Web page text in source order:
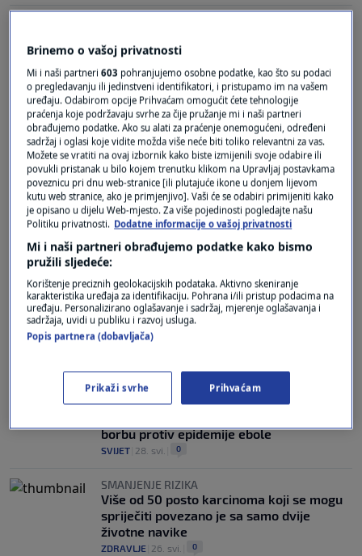
Oglas
WHO OBJAVIO
U Kongu i Ugandi 75 zdravstvenih radnika
zaraženo ebolom, 17 ih je umrlo
IZBIJANJE EPIDEMIJE
Sve više zemalja uvodi zabrane i stroge
kontrole zbog ebole: Evo gdje ne biste
SVIJET|28. svi.|
OBJAVIO STATE DEPARTMENT
borbu protiv epidemije ebole
SVIJET 28. svi. 0
SMANJENJE RIZIKA
Više od 50 posto karcinoma koji se mogu
spriječiti povezano je sa samo dvije
životne navike
ZDRAVLJE 26. svi. 0
Brinemo o vašoj privatnosti
Mi i naši partneri603 pohranjujemo osobne podatke, kao što su podaci
o pregledavanju ili jedinstveni identifikatori, i pristupamo im na vašem
uređaju. Odabirom opcije Prihvaćam omogućit ćete tehnologije
praćenja koje podržavaju svrhe za čije pružanje mi i naši partneri
obrađujemo podatke. Ako su alati za praćenje onemogućeni, određeni
sadržaj i oglasi koje vidite možda više neće biti toliko relevantni za vas.
Možete se vratiti na ovaj izbornik kako biste izmijenili svoje odabire ili
povukli pristanak u bilo kojem trenutku klikom na Upravljaj postavkama
poveznicu pri dnu web-stranice [ili plutajuće ikone u donjem lijevom
kutu web stranice, ako je primjenjivo]. Vaši će se odabiri primijeniti kako
je opisano u dijelu Web-mjesto. Za više pojedinosti pogledajte našu
Politiku privatnosti. Dodatne informacije o vašoj privatnosti
Mi i naši partneri obrađujemo podatke kako bismo
pružili sljedeće:
Korištenje preciznih geolokacijskih podataka. Aktivno skeniranje
karakteristika uređaja za identifikaciju. Pohrana i/ili pristup podacima na
uređaju. Personalizirano oglašavanje i sadržaj, mjerenje oglašavanja i
sadržaja, uvidi u publiku i razvoj usluga.
Popis partnera (dobavljača)
Prikaži svrhe Prihvaćam